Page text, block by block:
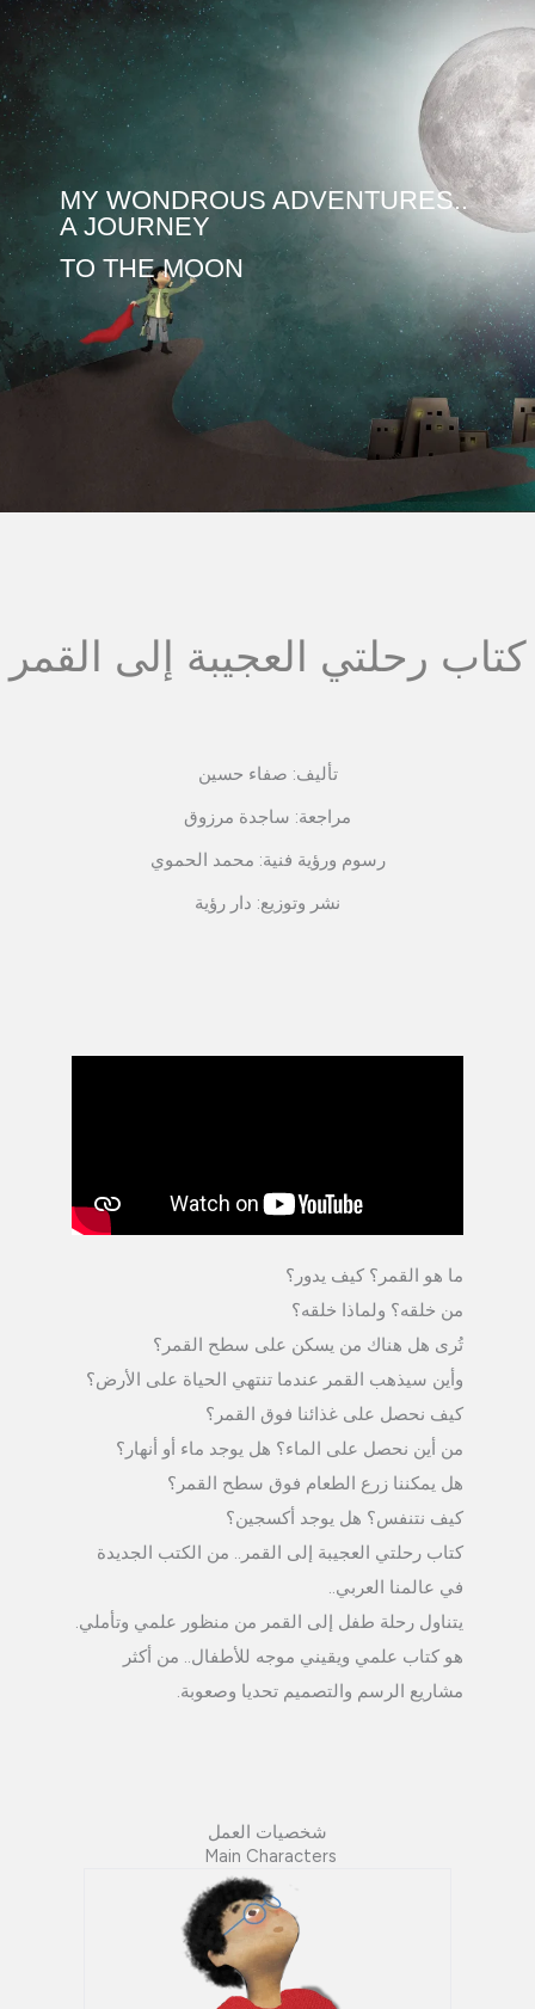
Skip
to
content
MY WONDROUS ADVENTURES..
A JOURNEY
TO THE MOON
كتاب رحلتي العجيبة إلى القمر
تأليف: صفاء حسين
مراجعة: ساجدة مرزوق
رسوم ورؤية فنية: محمد الحموي
نشر وتوزيع: دار رؤية
ما هو القمر؟ كيف يدور؟
من خلقه؟ ولماذا خلقه؟
تُرى هل هناك من يسكن على سطح القمر؟
وأين سيذهب القمر عندما تنتهي الحياة على الأرض؟
كيف نحصل على غذائنا فوق القمر؟
من أين نحصل على الماء؟ هل يوجد ماء أو أنهار؟
هل يمكننا زرع الطعام فوق سطح القمر؟
كيف نتنفس؟ هل يوجد أكسجين؟
كتاب رحلتي العجيبة إلى القمر.. من الكتب الجديدة
في عالمنا العربي..
يتناول رحلة طفل إلى القمر من منظور علمي وتأملي.
هو كتاب علمي ويقيني موجه للأطفال.. من أكثر
مشاريع الرسم والتصميم تحديا وصعوبة.
شخصيات العمل
Main Characters